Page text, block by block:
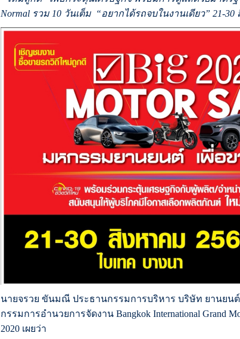
Normal รวม 10 วันเต็ม “อยากได้รถจบในงานเดียว” 21-
นายจรวย ขันมณี ประธานกรรมการบริหาร บริษัท ยานยน
กรรมการอำนวยการจัดงาน Bangkok International Grand
2020 เผยว่า